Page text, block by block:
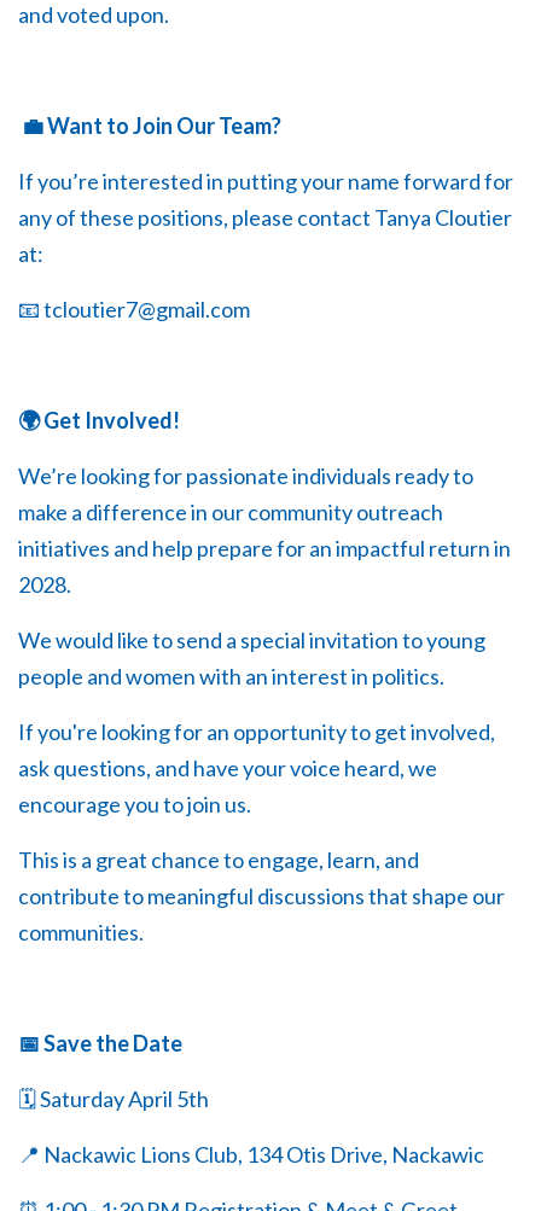
and voted upon.
💼 Want to Join Our Team?
If you’re interested in putting your name forward for
any of these positions, please contact Tanya Cloutier
at:
📧tcloutier7@gmail.com
🌍 Get Involved!
We’re looking for passionate individuals ready to
make a difference in our community outreach
initiatives and help prepare for an impactful return in
2028.
We would like to send a special invitation to young
people and women with an interest in politics.
If you're looking for an opportunity to get involved,
ask questions, and have your voice heard, we
encourage you to join us.
This is a great chance to engage, learn, and
contribute to meaningful discussions that shape our
communities.
📅 Save the Date
🗓️ Saturday April 5th
📍 Nackawic Lions Club, 134 Otis Drive, Nackawic